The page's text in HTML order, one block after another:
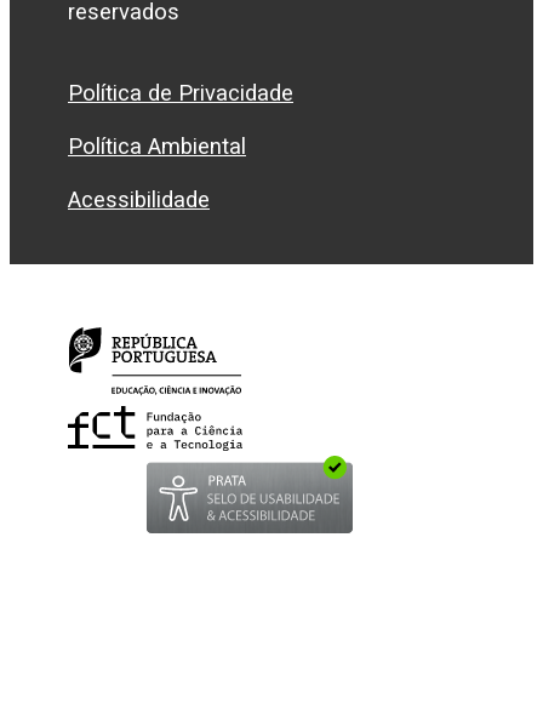
reservados
Política de Privacidade
Política Ambiental
Acessibilidade